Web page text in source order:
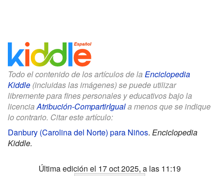
Todo el contenido de los artículos de la Enciclopedia
Kiddle (incluidas las imágenes) se puede utilizar
libremente para fines personales y educativos bajo la
licenciaAtribución-CompartirIguala menos que se indique
lo contrario. Citar este artículo:
Danbury (Carolina del Norte) para Niños. Enciclopedia
Kiddle.
Última edición el 17 oct 2025, a las 11:19